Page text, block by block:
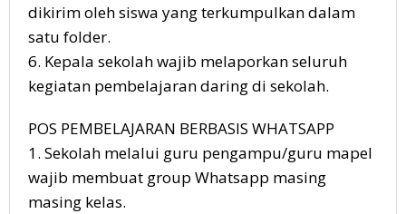
dikirim oleh siswa yang terkumpulkan dalam
satu folder.
6. Kepala sekolah wajib melaporkan seluruh
kegiatan pembelajaran daring di sekolah.
POS PEMBELAJARAN BERBASIS WHATSAPP
1. Sekolah melalui guru pengampu/guru mapel
wajib membuat group Whatsapp masing
masing kelas.